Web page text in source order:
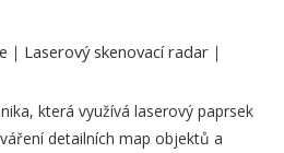
Laserový skenovací radar｜
která využívá laserový paprsek
detailních map objektů a